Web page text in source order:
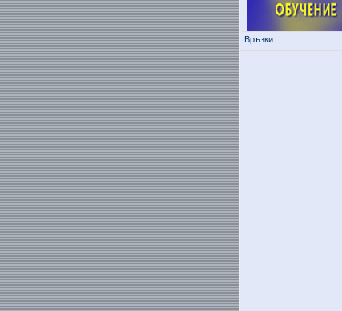
Връзки